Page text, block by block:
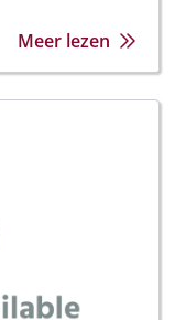
Meer lezen